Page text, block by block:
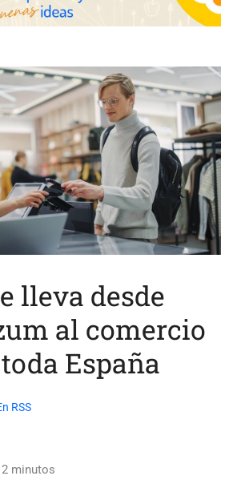
lleva desde
al comercio
España
RSS
2 minutos